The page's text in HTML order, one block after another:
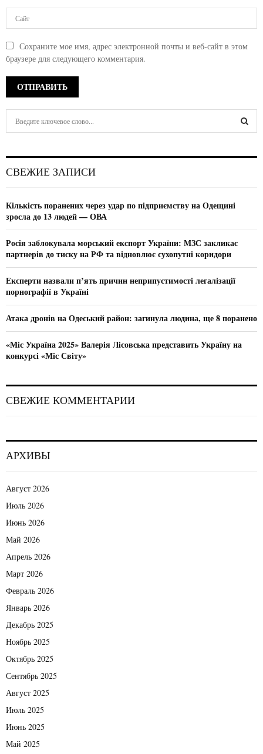
Сохраните мое имя, адрес электронной почты и веб-сайт в этом
браузере для следующего комментария.
h
o
r
СВЕЖИЕ ЗАПИСИ
Кількість поранених через удар по підприємству на Одещині
зросла до 13 людей — ОВА
Росія заблокувала морський експорт України: МЗС закликає
партнерів до тиску на РФ та відновлює сухопутні коридори
Експерти назвали п’ять причин неприпустимості легалізації
порнографії в Україні
Атака дронів на Одеський район: загинула людина, ще 8 поранено
«Міс Україна 2025» Валерія Лісовська представить Україну на
конкурсі «Міс Світу»
СВЕЖИЕ КОММЕНТАРИИ
АРХИВЫ
Август 2026
Июль 2026
Июнь 2026
Май 2026
Апрель 2026
Март 2026
Февраль 2026
Январь 2026
Декабрь 2025
Ноябрь 2025
Октябрь 2025
Сентябрь 2025
Август 2025
Июль 2025
Июнь 2025
Май 2025